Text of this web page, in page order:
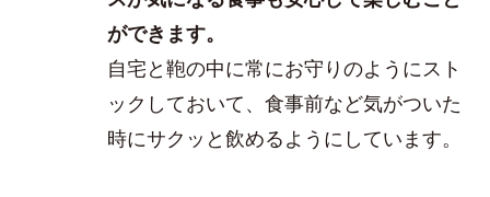
ができます。
自宅と鞄の中に常にお守りのようにスト
ックしておいて、食事前など気がついた
時にサクッと飲めるようにしています。